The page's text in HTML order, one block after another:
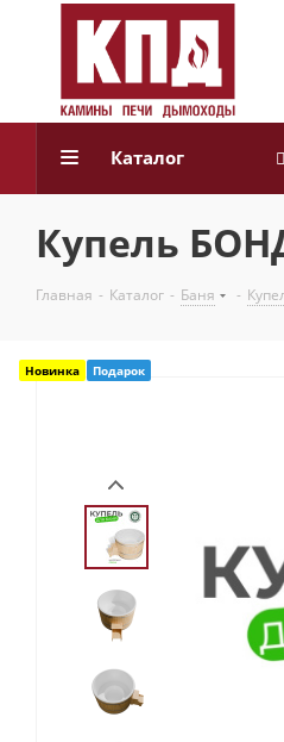
Каталог
Купель
Главная - Каталог - Баня -
Новинка Подарок